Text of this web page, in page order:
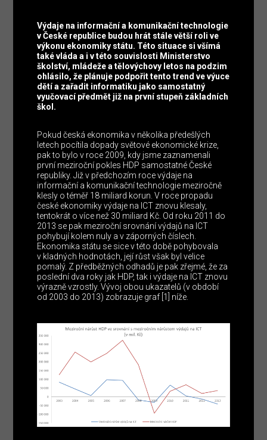
Výdaje na informační a komunikační technologie
v České republice budou hrát stále větší roli ve
výkonu ekonomiky státu. Této situace si všímá
také vláda a i v této souvislosti Ministerstvo
školství, mládeže a tělovýchovy letos na podzim
ohlásilo, že plánuje podpořit tento trend ve výuce
dětí a zařadit informatiku jako samostatný
vyučovací předmět již na první stupeň základních
škol.
Pokud česká ekonomika v několika předešlých
letech pocítila dopady světové ekonomické krize,
pak to bylo v roce 2009, kdy jsme zaznamenali
první meziroční pokles HDP samostatné České
republiky. Již v předchozím roce výdaje na
informační a komunikační technologie meziročně
klesly o téměř 18 miliard korun. V roce propadu
české ekonomiky výdaje na ICT znovu klesaly,
tentokrát o více než 30 miliard Kč. Od roku 2011 do
2013 se pak meziroční srovnání výdajů na ICT
pohybují kolem nuly a v záporných číslech.
Ekonomika státu se sice v této době pohybovala
v kladných hodnotách, její růst však byl velice
pomalý. Z předběžných odhadů je pak zřejmé, že za
poslední dva roky jak HDP, tak i výdaje na ICT znovu
výrazně vzrostly. Vývoj obou ukazatelů (v období
od 2003 do 2013) zobrazuje graf [1] níže.